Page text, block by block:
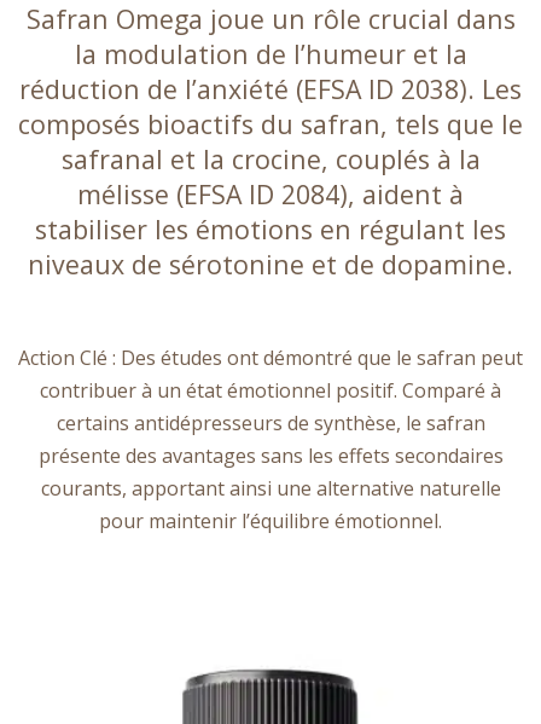
Safran Omega joue un rôle crucial dans
la modulation de l’humeur et la
réduction de l’anxiété (EFSA ID 2038). Les
composés bioactifs du safran, tels que le
safranal et la crocine, couplés à la
mélisse (EFSA ID 2084), aident à
stabiliser les émotions en régulant les
niveaux de sérotonine et de dopamine.
Action Clé : Des études ont démontré que le safran peut
contribuer à un état émotionnel positif. Comparé à
certains antidépresseurs de synthèse, le safran
présente des avantages sans les effets secondaires
courants, apportant ainsi une alternative naturelle
pour maintenir l’équilibre émotionnel.